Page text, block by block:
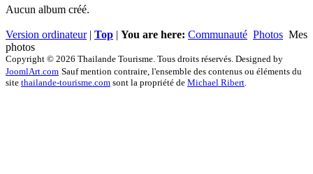
Aucun album créé.
Version ordinateur| Top | You are here: Communauté Photos Mes
photos
Copyright © 2026 Thailande Tourisme. Tous droits réservés. Designed by
JoomlArt.com Sauf mention contraire, l'ensemble des contenus ou éléments du
site thailande-tourisme.com sont la propriété de Michael Ribert